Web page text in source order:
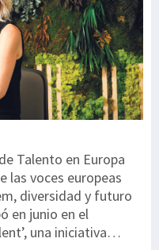
Talento en Europa
las voces europeas
diversidad y futuro
en junio en el
una iniciativa